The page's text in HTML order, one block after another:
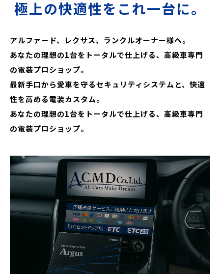
極上の快適性をこれ一台に。
アルファード、レクサス、ランクルオーナー様へ。
あなたの理想の1台をトータルで仕上げる、高級車専門
の電装プロショップ。
最新手口から愛車を守るセキュリティシステムと、快適
性を高める電装カスタム。
あなたの理想の1台をトータルで仕上げる、高級車専門
の電装プロショップ。